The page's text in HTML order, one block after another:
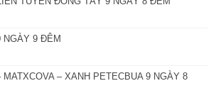
NGÀY 9 ĐÊM
MATXCOVA – XANH PETECBUA 9 NGÀY 8